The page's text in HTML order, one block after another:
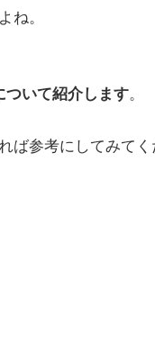
ね。
ついて紹介します。
ば参考にしてみてく